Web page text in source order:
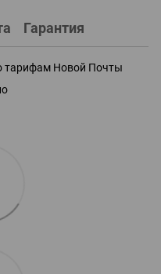
Гарантия
тарифам Новой Почты